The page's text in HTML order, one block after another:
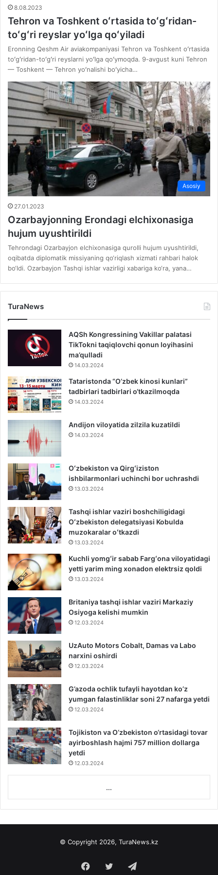
8.08.2023
Tehron va Toshkent oʻrtasida toʻgʻridan-
toʻgʻri reyslar yoʻlga qoʻyiladi
Eronning Qeshm Air aviakompaniyasi Tehron va Toshkent oʻrtasida
toʻgʻridan-toʻgʻri reyslarni yoʻlga qoʻymoqda. 9-avgust kuni Tehron
— Toshkent — Tehron yoʻnalishi boʻyicha…
Asosiy
27.01.2023
Ozarbayjonning Erondagi elchixonasiga
hujum uyushtirildi
Tehrondagi Ozarbayjon elchixonasiga qurolli hujum uyushtirildi,
oqibatda diplomatik missiyaning qo‘riqlash xizmati rahbari halok
bo‘ldi. Ozarbayjon Tashqi ishlar vazirligi xabariga ko‘ra, yana…
TuraNews
AQSh Kongressining Vakillar palatasi
TikTokni taqiqlovchi qonun loyihasini
ma’qulladi
14.03.2024
Tataristonda “O’zbek kinosi kunlari”
tadbirlari tadbirlari o‘tkazilmoqda
14.03.2024
Andijon viloyatida zilzila kuzatildi
14.03.2024
Oʻzbekiston va Qirgʻiziston
ishbilarmonlari uchinchi bor uchrashdi
13.03.2024
Tashqi ishlar vaziri boshchiligidagi
Oʻzbekiston delegatsiyasi Kobulda
muzokaralar oʻtkazdi
13.03.2024
Kuchli yomgʻir sabab Fargʻona viloyatidagi
yetti yarim ming xonadon elektrsiz qoldi
13.03.2024
Britaniya tashqi ishlar vaziri Markaziy
Osiyoga kelishi mumkin
12.03.2024
UzAuto Motors Cobalt, Damas va Labo
narxini oshirdi
12.03.2024
G’azoda ochlik tufayli hayotdan ko’z
yumgan falastinliklar soni 27 nafarga yetdi
12.03.2024
Tojikiston va O‘zbekiston o‘rtasidagi tovar
ayirboshlash hajmi 757 million dollarga
yetdi
12.03.2024
...
© Copyright 2026, TuraNews.kz
Facebook
Twitter